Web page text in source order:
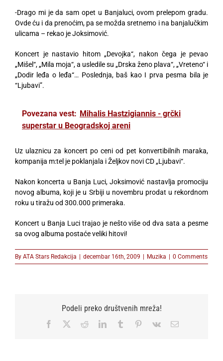
-Drago mi je da sam opet u Banjaluci, ovom prelepom gradu.
Ovde ću i da prenoćim, pa se možda sretnemo i na banjalučkim
ulicama – rekao je Joksimović.
Koncert je nastavio hitom „Devojka“, nakon čega je pevao
„Mišel“, „Mila moja“, a usledile su „Drska ženo plava“, „Vreteno“ i
„Dodir leđa o leđa“… Poslednja, baš kao I prva pesma bila je
“Ljubavi”.
Povezana vest: Mihalis Hastzigiannis - grčki
superstar u Beogradskoj areni
Uz ulaznicu za koncert po ceni od pet konvertibilnih maraka,
kompanija m:tel je poklanjala i Željkov novi CD „Ljubavi“.
Nakon koncerta u Banja Luci, Joksimović nastavlja promociju
novog albuma, koji je u Srbiji u novembru prodat u rekordnom
roku u tiražu od 300.000 primeraka.
Koncert u Banja Luci trajao je nešto više od dva sata a pesme
sa ovog albuma postaće veliki hitovi!
By ATA Stars Redakcija decembar 16th, 2009 Muzika 0 Comments
Podeli preko društvenih mreža!
Facebook RedditLinkedInTumblr Pinterest
Vk Email